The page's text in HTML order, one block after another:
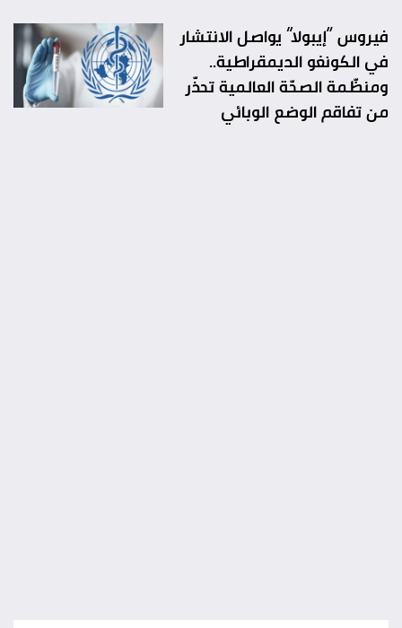
فيروس “إيبولا” يواصل الانتشار
في الكونغو الديمقراطية..
ومنظّمة الصحّة العالمية تحذّر
من تفاقم الوضع الوبائي